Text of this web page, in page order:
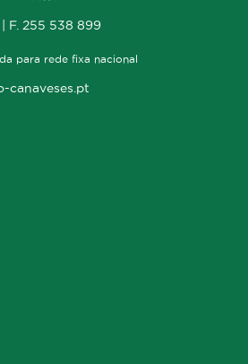
F. 255 538 899
para rede fixa nacional
canaveses.pt